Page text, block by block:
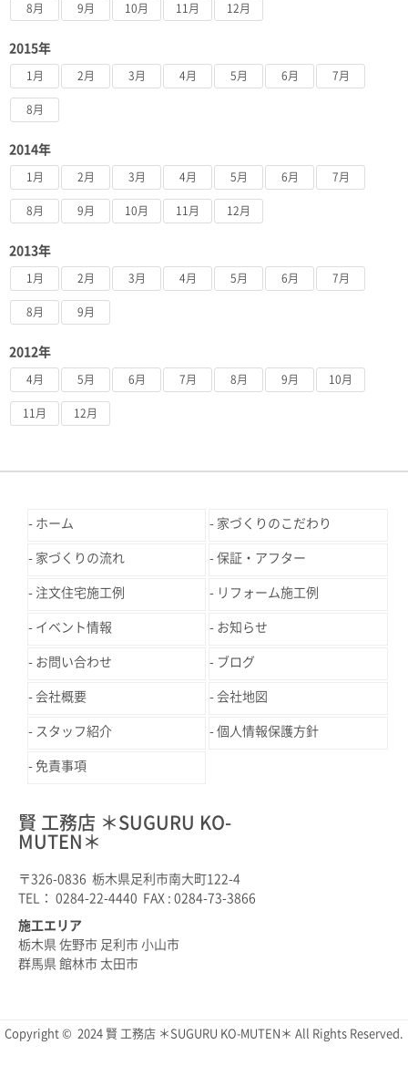
8月 9月 10月 11月 12月
2015年
1月 2月 3月 4月 5月 6月 7月
8月
2014年
1月 2月 3月 4月 5月 6月 7月
8月 9月 10月 11月 12月
2013年
1月 2月 3月 4月 5月 6月 7月
8月 9月
2012年
4月 5月 6月 7月 8月 9月 10月
11月 12月
ホーム 家づくりのこだわり
家づくりの流れ 保証・アフター
注文住宅施工例 リフォーム施工例
イベント情報 お知らせ
お問い合わせ ブログ
会社概要 会社地図
スタッフ紹介 個人情報保護方針
免責事項
賢 工務店 ＊SUGURU KO-
MUTEN＊
〒326-0836 栃木県足利市南大町122-4
TEL： 0284-22-4440 FAX : 0284-73-3866
施工エリア
栃木県 佐野市 足利市 小山市
群馬県 館林市 太田市
Copyright © 2024 賢 工務店 ＊SUGURU KO-MUTEN＊ All Rights Reserved.